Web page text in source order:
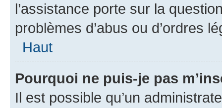
l’assistance porte sur la
problèmes d’abus ou d’ordres
Haut
Pourquoi ne puis-je pas
Il est possible qu’un